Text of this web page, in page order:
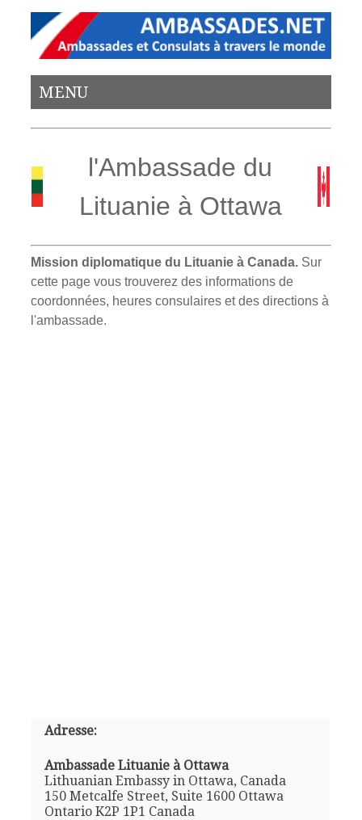
MENU
l'Ambassade du
Lituanie à Ottawa
Mission diplomatique du Lituanie à Canada. Sur
cette page vous trouverez des informations de
coordonnées, heures consulaires et des directions à
l'ambassade.
Adresse:
Ambassade Lituanie à Ottawa
Lithuanian Embassy in Ottawa, Canada
150 Metcalfe Street, Suite 1600 Ottawa
Ontario K2P 1P1 Canada